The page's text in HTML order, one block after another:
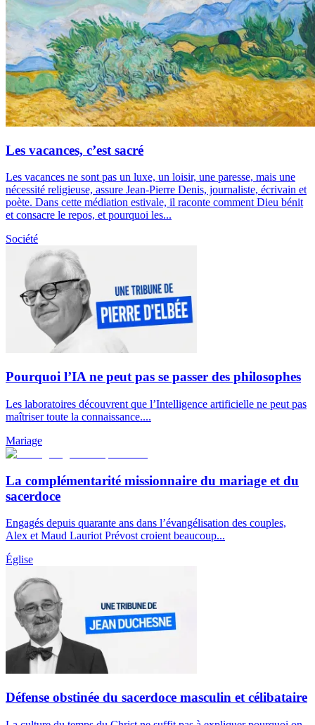
Les vacances, c’est sacré
Les vacances ne sont pas un luxe, un loisir, une paresse, mais une
nécessité religieuse, assure Jean-Pierre Denis, journaliste, écrivain et
poète. Dans cette médiation estivale, il raconte comment Dieu bénit
et consacre le repos, et pourquoi les...
Société
Pourquoi l’IA ne peut pas se passer des philosophes
Les laboratoires découvrent que l’Intelligence artificielle ne peut pas
maîtriser toute la connaissance....
Mariage
La complémentarité missionnaire du mariage et du
sacerdoce
Engagés depuis quarante ans dans l’évangélisation des couples,
Alex et Maud Lauriot Prévost croient beaucoup...
Église
Défense obstinée du sacerdoce masculin et célibataire